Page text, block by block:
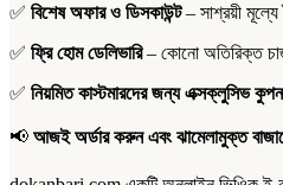
✅ বিশেষ অফার ও ডিসকাউন্ট– সাশ্রয়ী মূল্যে
✅ ফ্রি হোম ডেলিভারি– কোনো অতিরিক্ত
✅ নিয়মিত কাস্টমারদের জন্য এক্সক্লুসিভ
📢 আজই অর্ডার করুন এবং ঝামেলামুক্ত